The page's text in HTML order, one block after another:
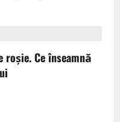
Ce înseamnă